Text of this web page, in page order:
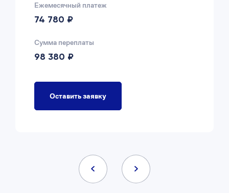
Ежемесячный платеж
74 780 ₽
Сумма переплаты
98 380 ₽
Оставить заявку